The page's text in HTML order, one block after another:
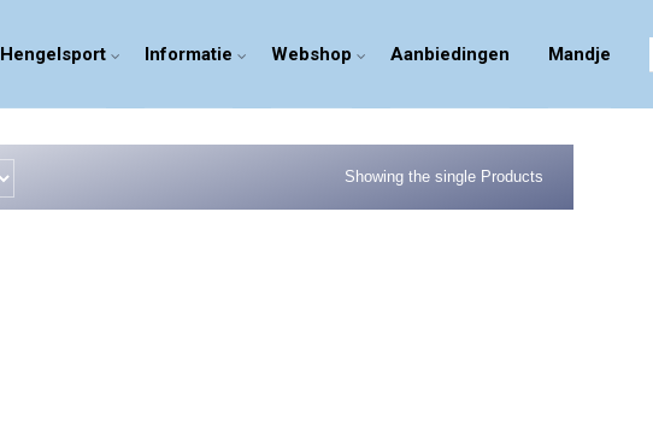
Hengelsport Informatie Webshop Aanbiedingen Mandje
Showing the single Products